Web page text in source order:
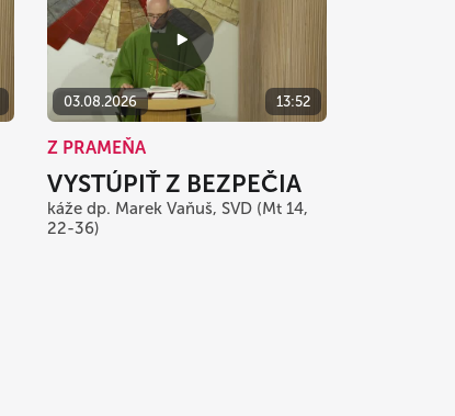
03.08.2026 13:52
Z PRAMEŇA
VYSTÚPIŤ Z BEZPEČIA
káže dp. Marek Vaňuš, SVD (Mt 14,
22-36)